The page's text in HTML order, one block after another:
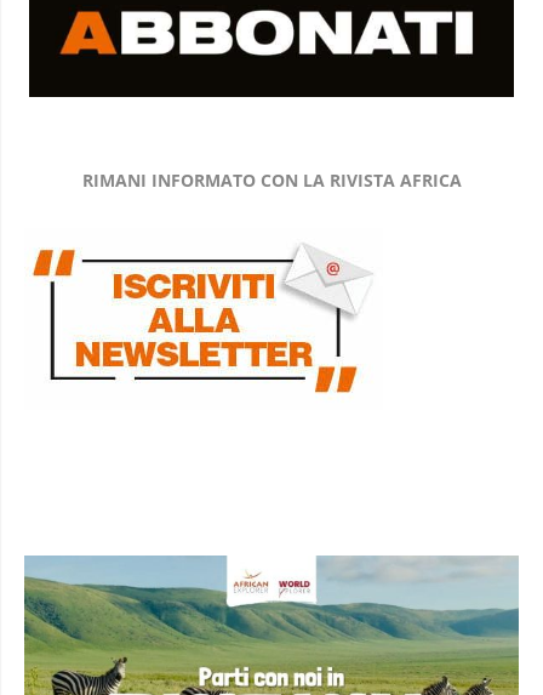
RIMANI INFORMATO CON LA RIVISTA AFRICA